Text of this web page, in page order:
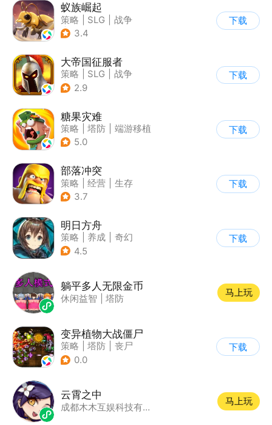
蚁族崛起
策略 SLG
战争
| 卡通
3.4
下载
大帝国征服者
策略 SLG
战争
| 帝国时代
2.9
下载
糖果灾难
策略 塔防
端游移植
| 卡通
5.0
下载
部落冲突
策略 经营
生存
| 部落冲突
3.7
下载
明日方舟
策略 养成
奇幻
| 废土
4.5
下载
躺平多人无限金币
休闲益智 塔防
马上玩
变异植物大战僵尸
策略 塔防
丧尸
| 卡通
0.0
下载
云霄之中
成都木木互娱科技有限公司
马上玩